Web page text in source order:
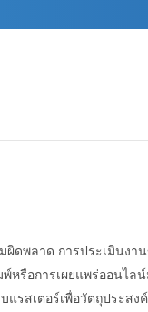
ผิดพลาด การประเมินง
หรือการเผยแพร่ออนไ
รสเตอร์เพื่อวัตถุประสง